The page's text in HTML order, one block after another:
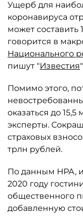
Ущерб для
коронавируса
может составить
говорится в
Национального
пишут "Известия
Помимо этого,
оказаться до
эксперты.
страховых
трлн рублей.
По данным НРА,
2020 году
общественного
добавленную